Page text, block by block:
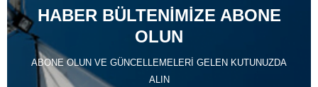
HABER BÜLTENIMIZE ABONE
OLUN
ABONE OLUN VE GÜNCELLEMELERI GELEN KUTUNUZDA
ALIN